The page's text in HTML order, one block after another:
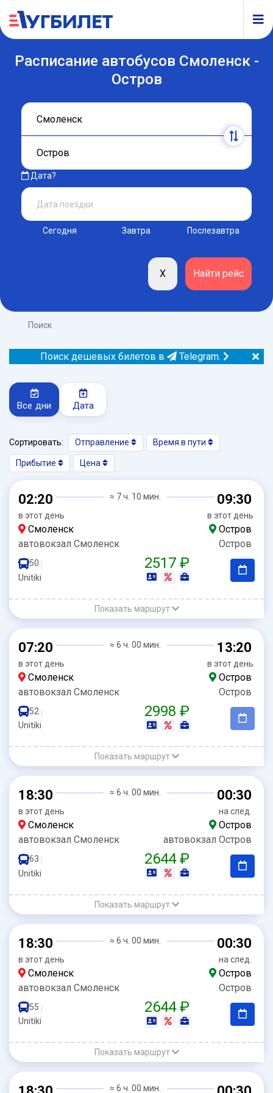
Расписание автобусов Смоленск -
Остров
Дата?
Сегодня Завтра Послезавтра
Поиск
Поиск дешевых билетов в Telegram.
Все дни Дата
Сортировать: Отправление Время в пути
Прибытие Цена
02:20
в этот день
≈ 7 ч. 10 мин. 09:30
в этот день
Смоленск
Остров
автовокзал Смоленск
Остров
50 |
Unitiki
2517 ₽
Показать маршрут
07:20
в этот день
≈ 6 ч. 00 мин. 13:20
в этот день
Смоленск
Остров
автовокзал Смоленск
Остров
52 |
Unitiki
2998 ₽
Показать маршрут
18:30
в этот день
≈ 6 ч. 00 мин. 00:30
на след.
Смоленск
Остров
автовокзал Смоленск
автовокзал Остров
63 |
Unitiki
2644 ₽
Показать маршрут
18:30
в этот день
≈ 6 ч. 00 мин. 00:30
на след.
Смоленск
Остров
автовокзал Смоленск
Остров
55 |
Unitiki
2644 ₽
Показать маршрут
≈ 6 ч. 00 мин.